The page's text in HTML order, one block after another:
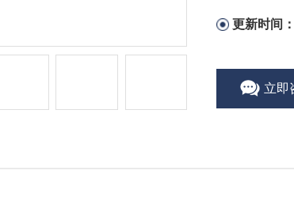
更新时间：
立即